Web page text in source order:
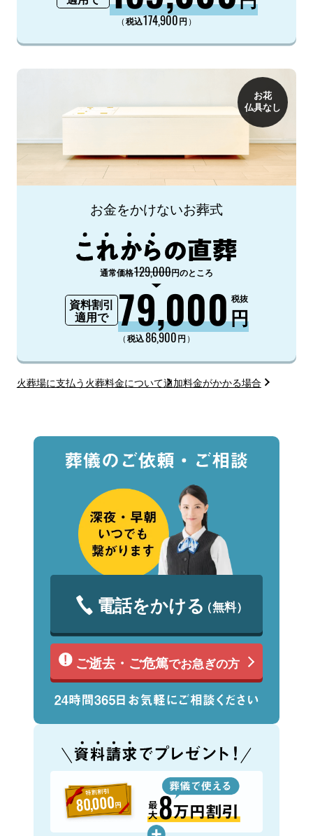
（税込174,900円 ）
お花
仏具なし
お金をかけないお葬式
通常価格129,000円のところ
資料割引
適用で
79,000円
税抜
（税込86,900円 ）
火葬場に支払う火葬料金について追加料金がかかる場合
電話をかける（無料）
ご逝去・ご危篤でお急ぎの方